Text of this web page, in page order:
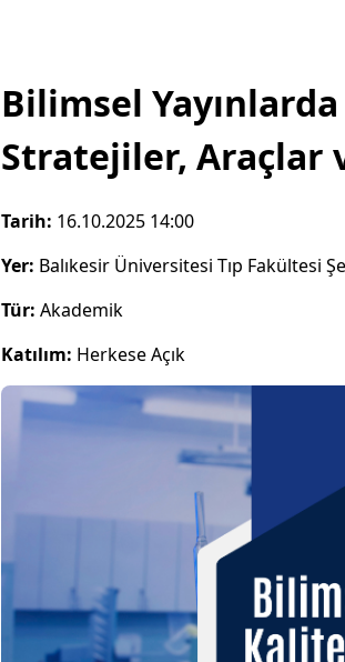
Bilimsel
Stratejiler, Araçlar
Tarih: 16.10.2025 14:00
Yer: Balıkesir Üniversitesi Tıp Fakültesi
Tür: Akademik
Katılım: Herkese Açık